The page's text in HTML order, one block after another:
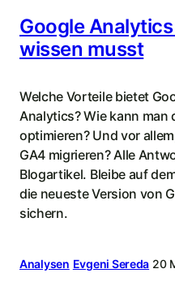
Google
wissen musst
Welche Vorteile bietet
Analytics? Wie kann man
optimieren? Und vor
GA4 migrieren? Alle
Blogartikel. Bleibe auf
die neueste Version von
sichern.
Analysen Evgeni Sereda 20